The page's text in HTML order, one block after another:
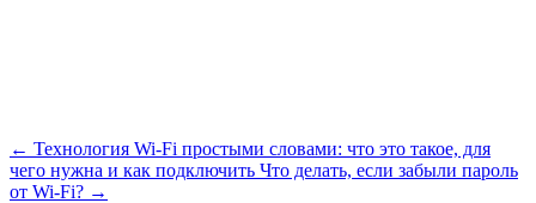
← Технология Wi-Fi простыми словами: что это такое, для
чего нужна и как подключить Что делать, если забыли пароль
от Wi-Fi? →